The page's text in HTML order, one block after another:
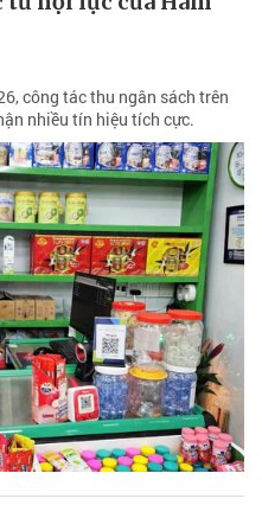
công tác thu ngân sách trên
nhiều tín hiệu tích cực.